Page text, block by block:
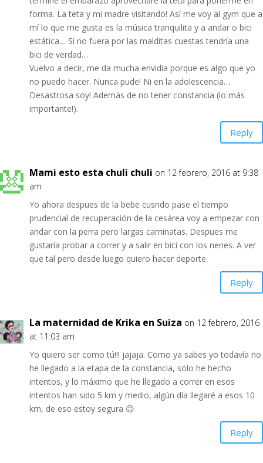
forma. La teta y mi madre visitando! Así me voy al gym que a
mí lo que me gusta es la música tranquilita y a andar o bici
estática… Si no fuera por las malditas cuestas tendría una
bici de verdad…
Vuelvo a decir, me da mucha envidia porque es algo que yo
no puedo hacer. Nunca pude! Ni en la adolescencia…
Desastrosa soy! Además de no tener constancia (lo más
importante!).
Reply
Mami esto esta chuli chuli on 12 febrero, 2016 at 9:38
am
Yo ahora despues de la bebe cusndo pase el tiempo
prudencial de recuperación de la cesárea voy a empezar con
andar con la perra pero largas caminatas. Despues me
gustaría probar a correr y a salir en bici con los nenes. A ver
que tal pero desde luego quiero hacer deporte.
Reply
La maternidad de Krika en Suiza on 12 febrero, 2016
at 11:03 am
Yo quiero ser como tú!!! jajaja. Como ya sabes yo todavía no
he llegado a la etapa de la constancia, sólo he hecho
intentos, y lo máximo que he llegado a correr en esos
intentos han sido 5 km y medio, algún día llegaré a esos 10
km, de eso estoy segura 😉
Reply